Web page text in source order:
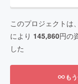
このプロジェクトは、
により 145,860円の
した
も